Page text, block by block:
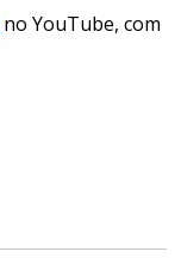
no YouTube, com